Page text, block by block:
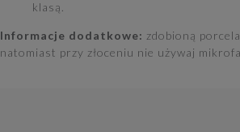
klasą.
Informacje dodatkowe: zdobioną
natomiast przy złoceniu nie używaj